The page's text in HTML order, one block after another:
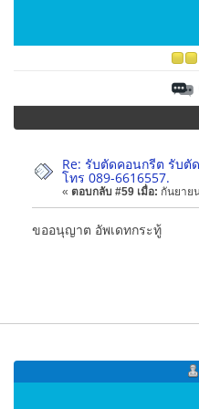
Re: รับตัดคอนกรีต รับ
โทร 089-6616557.
« ตอบกลับ #59 เมื่อ: กันยาย
ขออนุญาต อัพเดทกระทู้